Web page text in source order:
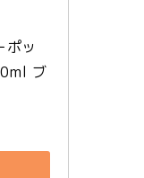
ッ
ブ